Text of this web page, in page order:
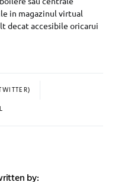
in magazinul virtual
decat accesibile oricarui
by: